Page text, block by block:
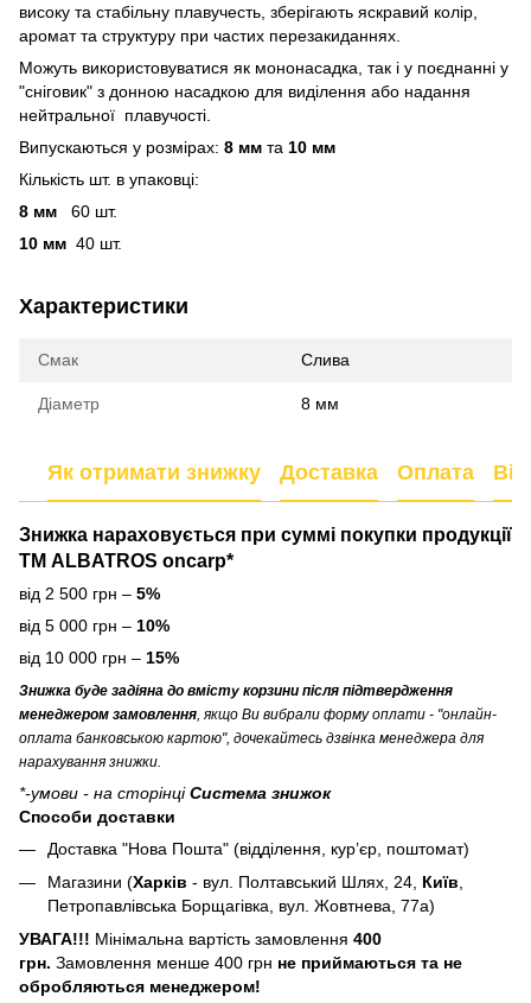
високу та стабільну плавучесть, зберігають яскравий колір,
аромат та структуру при частих перезакиданнях.
Можуть використовуватися як мононасадка, так і у поєднанні у
"сніговик" з донною насадкою для виділення або надання
нейтральної плавучості.
Випускаються у розмірах: 8 мм та 10 мм
Кількість шт. в упаковці:
8 мм 60 шт.
10 мм 40 шт.
Характеристики
Смак Слива
Діаметр 8 мм
Як отримати знижку Доставка Оплата
Знижка нараховується при суммі покупки продукції
ТМ ALBATROS oncarp*
від 2 500 грн – 5%
від 5 000 грн – 10%
від 10 000 грн – 15%
Знижка буде задіяна до вмісту корзини після підтвердження
менеджером замовлення , якщо Ви вибрали форму оплати - "онлайн-
оплата банковською картою", дочекайтесь дзвінка менеджера для
нарахування знижки.
*-умови - на сторінціСистема знижок
Способи доставки
Доставка "Нова Пошта" (відділення, кур’єр, поштомат)
Магазини (Харків - вул. Полтавський Шлях, 24, Київ
Петропавлівська Борщагівка, вул. Жовтнева, 77а)
УВАГА!!! Мінімальна вартість замовлення 400
грн. Замовлення менше 400 грн не приймаються та не
обробляються менеджером!